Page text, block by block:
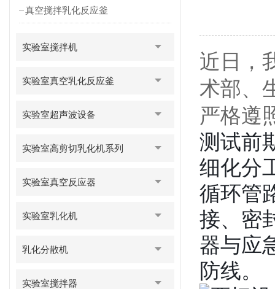
真空搅拌乳化反应釜
实验室搅拌机
实验室真空乳化反应釜
实验室超声波设备
实验室高剪切乳化机系列
实验室真空反应器
实验室乳化机
乳化分散机
实验室搅拌器
近日，
术部、
严格遵
测试前
细化分
循环管
接、密
器与应
防线。